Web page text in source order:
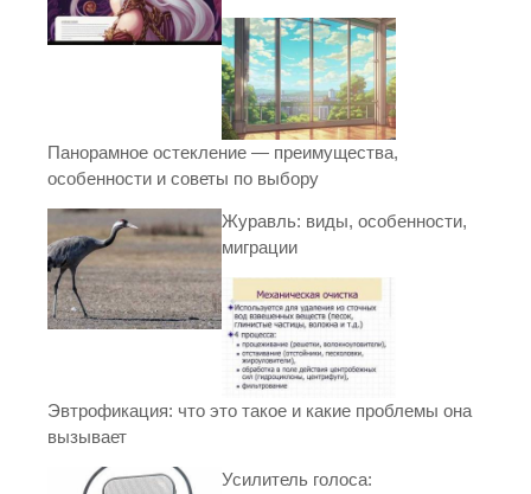
Панорамное остекление — преимущества,
особенности и советы по выбору
Журавль: виды, особенности,
миграции
Эвтрофикация: что это такое и какие проблемы она
вызывает
Усилитель голоса: